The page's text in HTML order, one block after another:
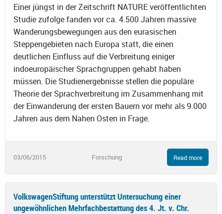
Einer jüngst in der Zeitschrift NATURE veröffentlichten
Studie zufolge fanden vor ca. 4.500 Jahren massive
Wanderungsbewegungen aus den eurasischen
Steppengebieten nach Europa statt, die einen
deutlichen Einfluss auf die Verbreitung einiger
indoeuropäischer Sprachgruppen gehabt haben
müssen. Die Studienergebnisse stellen die populäre
Theorie der Sprachverbreitung im Zusammenhang mit
der Einwanderung der ersten Bauern vor mehr als 9.000
Jahren aus dem Nahen Osten in Frage.
03/06/2015 Forschung Read more
VolkswagenStiftung unterstützt Untersuchung einer
ungewöhnlichen Mehrfachbestattung des 4. Jt. v. Chr.